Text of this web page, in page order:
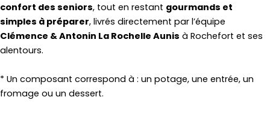
confort des seniors, tout en restant gourmands et
simples à préparer, livrés directement par l’équipe
Clémence & Antonin La Rochelle Aunis à Rochefort et ses
alentours.
* Un composant correspond à : un potage, une entrée, un
fromage ou un dessert.